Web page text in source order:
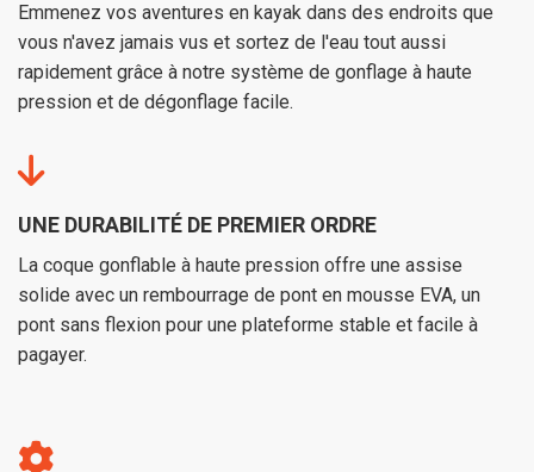
Emmenez vos aventures en kayak dans des endroits que
vous n'avez jamais vus et sortez de l'eau tout aussi
rapidement grâce à notre système de gonflage à haute
pression et de dégonflage facile.
UNE DURABILITÉ DE PREMIER ORDRE
La coque gonflable à haute pression offre une assise
solide avec un rembourrage de pont en mousse EVA, un
pont sans flexion pour une plateforme stable et facile à
pagayer.